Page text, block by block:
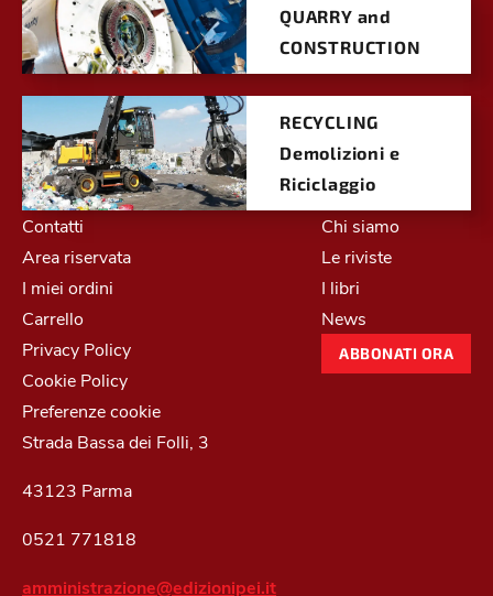
QUARRY and
CONSTRUCTION
RECYCLING
Demolizioni e
Riciclaggio
Contatti
Area riservata
I miei ordini
Carrello
Privacy Policy
Cookie Policy
Preferenze cookie
Chi siamo
Le riviste
I libri
News
ABBONATI ORA
Strada Bassa dei Folli, 3
43123 Parma
0521 771818
amministrazione@edizionipei.it